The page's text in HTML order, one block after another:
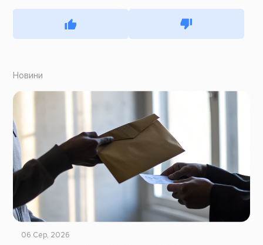
Новини
06 Сер, 2026